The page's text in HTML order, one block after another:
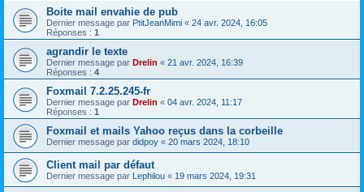
Boite mail envahie de pub
Dernier message par PtitJeanMimi « 24 avr. 2024, 16:05
Réponses : 1
agrandir le texte
Dernier message par Drelin « 21 avr. 2024, 16:39
Réponses : 4
Foxmail 7.2.25.245-fr
Dernier message par Drelin « 04 avr. 2024, 11:17
Réponses : 1
Foxmail et mails Yahoo reçus dans la corbeille
Dernier message par didpoy « 20 mars 2024, 18:10
Client mail par défaut
Dernier message par Lephilou « 19 mars 2024, 19:31